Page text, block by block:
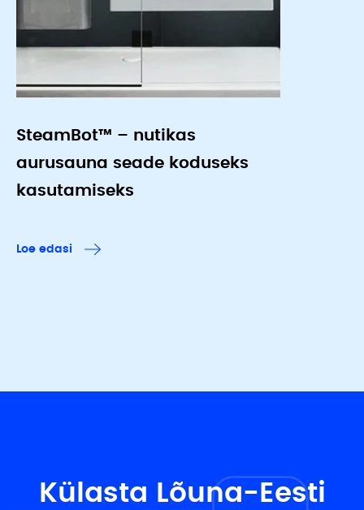
SteamBot™ – nutikas
aurusauna seade koduseks
kasutamiseks
Loe edasi
Külasta Lõuna-Eesti